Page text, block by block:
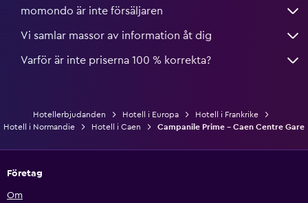
momondo är inte försäljaren
Vi samlar massor av information åt dig
Varför är inte priserna 100 % korrekta?
Hotellerbjudanden Hotell i Europa
Hotell i Frankrike
Hotell i Normandie
Hotell i Caen Campanile Prime - Caen Centre Gare
Företag
Om